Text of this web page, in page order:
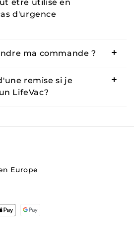
être utilisé en
d'urgence
ma commande ?
remise si je
LifeVac?
Europe